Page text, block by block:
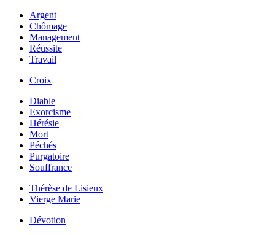
Argent
Chômage
Management
Réussite
Travail
Croix
Diable
Exorcisme
Hérésie
Mort
Péchés
Purgatoire
Souffrance
Thérèse de Lisieux
Vierge Marie
Dévotion